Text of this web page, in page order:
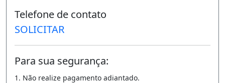
com despensa, 03 dormitórios sendo 01
suíte, todos com ar condicionados e banheiro
social.
Piscina adulto e infantil, salão de festas.
Telefone de contato
SOLICITAR
Para sua segurança:
1. Não realize pagamento adiantado.